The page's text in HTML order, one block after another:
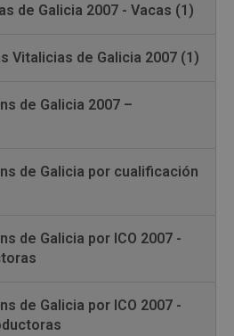
de Galicia 2007 - Vacas (1)
Vitalicias de Galicia 2007 (1)
de Galicia 2007 –
de Galicia por cualificación
de Galicia por ICO 2007 -
de Galicia por ICO 2007 -